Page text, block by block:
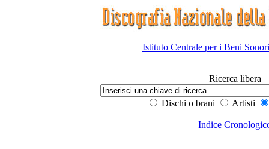
Istituto Centrale per i Beni
Ricerca libera
Dischi o brani Artisti
Indice